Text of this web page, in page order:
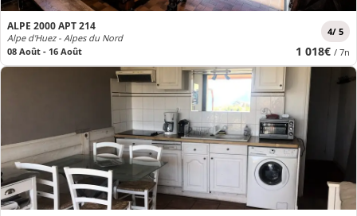
ALPE 2000 APT 214
Alpe d'Huez - Alpes du Nord
4/ 5
08 Août - 16 Août
1 018€ / 7n